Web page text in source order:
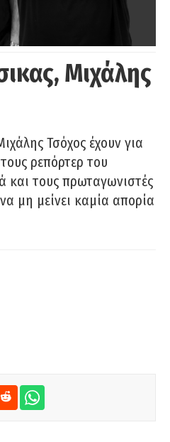
Μιχάλης
Τσόχος έχουν για
ρεπόρτερ του
και τους πρωταγωνιστές
μη μείνει καμία απορία